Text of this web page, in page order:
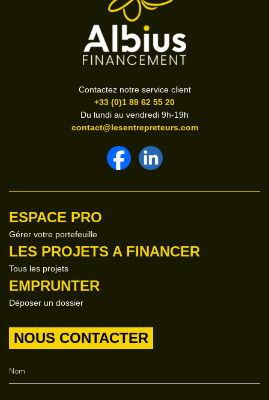
Contactez notre service client
+33 (0)1 89 62 55 20
Du lundi au vendredi 9h-19h
contact@lesentrepreteurs.com
ESPACE PRO
Gérer votre portefeuille
LES PROJETS A FINANCER
Tous les projets
EMPRUNTER
Déposer un dossier
NOUS CONTACTER